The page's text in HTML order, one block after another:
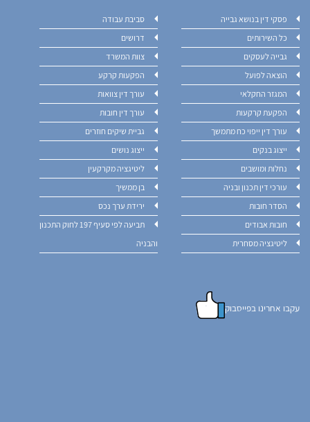
פסקי דין בנושא גבייה
כל השירותים
גבייה לעסקים
הוצאה לפועל
המגזר החקלאי
הפקעת קרקעות
עורך דין ייפוי כח מתמשך
ייצוג בנקים
נחלות ומושבים
עורכי דין תכנון ובניה
הסדר חובות
חובות אבודים
ליטיגציה מסחרית
סביבת עבודה
דרושים
צוות המשרד
הפקעות קרקע
עורך דין צוואות
עורך דין חובות
גביית שיקים חוזרים
ייצוג נושים
ליטיגציה מקרקעין
בן ממשיך
ירידת ערך נכס
תביעה לפי סעיף 197 לחוק התכנון
והבניה
עקבו אחרינו בפייסבוק